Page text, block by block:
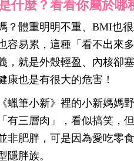
什麼？看看你屬於哪
？體重明明不重、BMI也
容易累，這種「看不出來
，就是外殼輕盈、內核卻
康也是有很大的危害！
蠟筆小新》裡的小新媽媽
有三層肉」，看似搞笑，
非肥胖，可是因為愛吃零
隱胖族。